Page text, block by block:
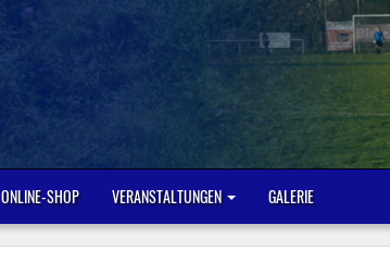
ONLINE-SHOP VERANSTALTUNGEN GALERIE